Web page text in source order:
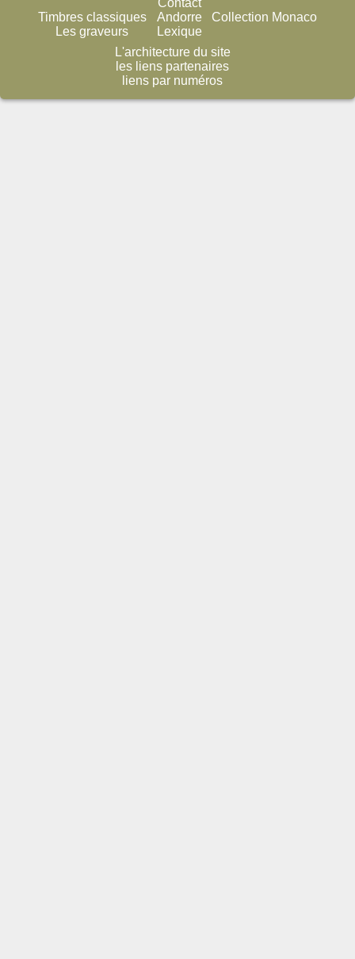
Timbres classiques
Les graveurs
Andorre
Lexique
Collection Monaco
L'architecture du site
les liens partenaires
liens par numéros